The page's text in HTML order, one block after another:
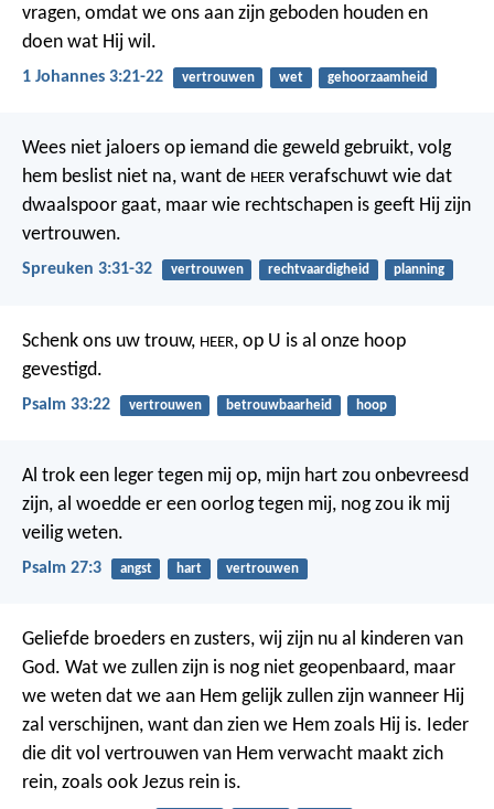
vragen, omdat we ons aan zijn geboden houden en
doen wat Hij wil.
1 Johannes 3:21-22 vertrouwen wet gehoorzaamheid
Wees niet jaloers op iemand die geweld gebruikt, volg
hem beslist niet na, want de HEER verafschuwt wie dat
dwaalspoor gaat, maar wie rechtschapen is geeft Hij zijn
vertrouwen.
Spreuken 3:31-32 vertrouwen rechtvaardigheid planning
Schenk ons uw trouw, HEER, op U is al onze hoop
gevestigd.
Psalm 33:22 vertrouwen betrouwbaarheid hoop
Al trok een leger tegen mij op, mijn hart zou onbevreesd
zijn, al woedde er een oorlog tegen mij, nog zou ik mij
veilig weten.
Psalm 27:3 angst hart vertrouwen
Geliefde broeders en zusters, wij zijn nu al kinderen van
God. Wat we zullen zijn is nog niet geopenbaard, maar
we weten dat we aan Hem gelijk zullen zijn wanneer Hij
zal verschijnen, want dan zien we Hem zoals Hij is. Ieder
die dit vol vertrouwen van Hem verwacht maakt zich
rein, zoals ook Jezus rein is.